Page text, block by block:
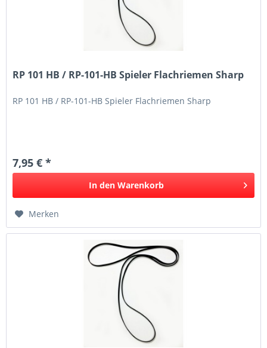
RP 101 HB / RP-101-HB Spieler Flachriemen Sharp
RP 101 HB / RP-101-HB Spieler Flachriemen Sharp
7,95 € *
In den Warenkorb
Merken